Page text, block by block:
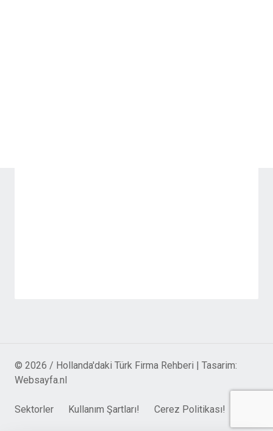
© 2026 / Hollanda'daki Türk Firma Rehberi | Tasarim:
Websayfa.nl
Sektorler Kullanım Şartları! Cerez Politikası!